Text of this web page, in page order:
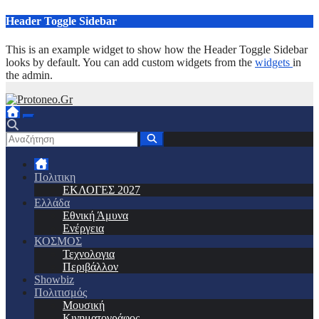
Μετάβαση
περιεχόμενο
Header Toggle Sidebar
This is an example widget to show how the Header Toggle Sidebar
looks by default. You can add custom widgets from the widgets in
the admin.
Πολιτικη
ΕΚΛΟΓΕΣ 2027
Ελλάδα
Εθνική Άμυνα
Ενέργεια
ΚΟΣΜΟΣ
Τεχνολογια
Περιβάλλον
Showbiz
Πολιτισμός
Μουσική